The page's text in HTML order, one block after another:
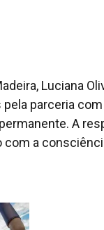
Luciana
parceria
A
com a